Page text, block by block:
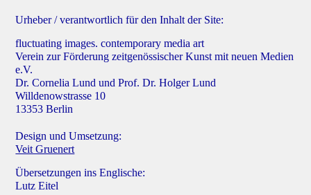
Urheber / verantwortlich für den Inhalt der Site:
fluctuating images. contemporary media art
Verein zur Förderung zeitgenössischer Kunst mit neuen Medien
e.V.
Dr. Cornelia Lund und Prof. Dr. Holger Lund
Willdenowstrasse 10
13353 Berlin
Design und Umsetzung:
Veit Gruenert
Übersetzungen ins Englische:
Lutz Eitel